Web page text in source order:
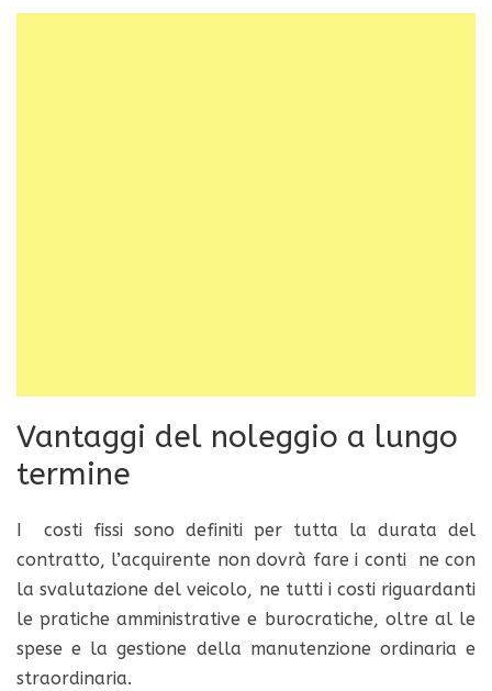
Vantaggi del noleggio a lungo
termine
I costi fissi sono definiti per tutta la durata del
contratto, l’acquirente non dovrà fare i conti ne con
la svalutazione del veicolo, ne tutti i costi riguardanti
le pratiche amministrative e burocratiche, oltre al le
spese e la gestione della manutenzione ordinaria e
straordinaria.